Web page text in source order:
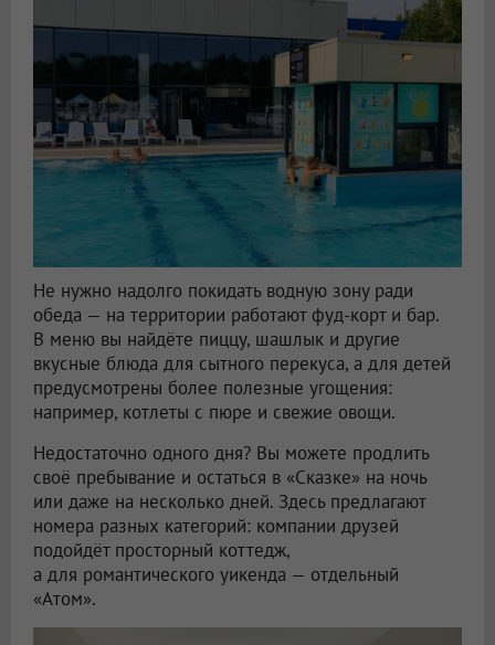
Не нужно надолго покидать водную зону ради
обеда — на территории работают фуд-корт и бар.
В меню вы найдёте пиццу, шашлык и другие
вкусные блюда для сытного перекуса, а для детей
предусмотрены более полезные угощения:
например, котлеты с пюре и свежие овощи.
Недостаточно одного дня? Вы можете продлить
своё пребывание и остаться в «Сказке» на ночь
или даже на несколько дней. Здесь предлагают
номера разных категорий: компании друзей
подойдёт просторный коттедж,
а для романтического уикенда — отдельный
«Атом».